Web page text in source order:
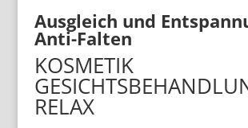
Ausgleich und
Anti-Falten
KOSMETIK
RELAX